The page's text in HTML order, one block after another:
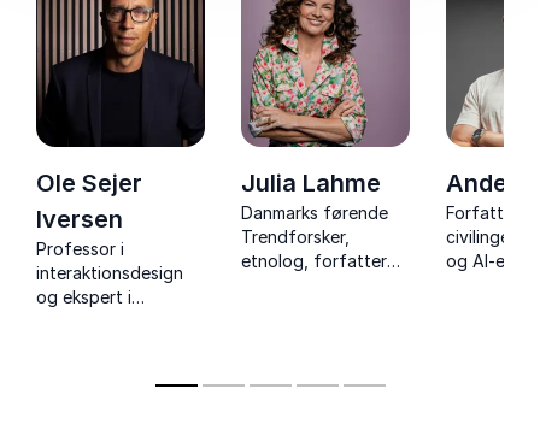
Ole Sejer
Iversen
Professor i
interaktionsdesign
og ekspert i
uddannelsesinstitutioner.
Julia Lahme
Danmarks førende
Trendforsker,
etnolog, forfatter
Anders
Forfatter,
og AI-